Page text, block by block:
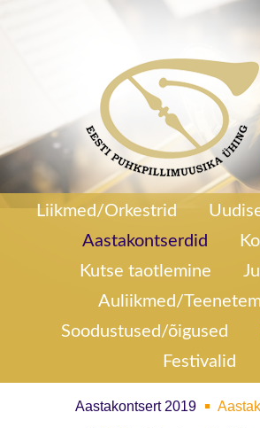
246/270Aastakontsert 2020
Liikmed/Orkestrid
Aastakontserdid
Kutse taotlemine
Auliikmed/
Soodustused/õigused
Festivalid
Aastakontsert 2019